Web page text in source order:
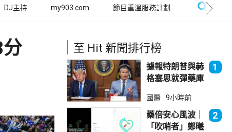
DJ主持 my903.com 節目重溫服務計劃
至 Hit 新聞排行榜
據報特朗普與赫
格塞思就彈藥庫
1
國際 9小時前
藥倍安心風波｜
「吹哨者」鄭曦
2